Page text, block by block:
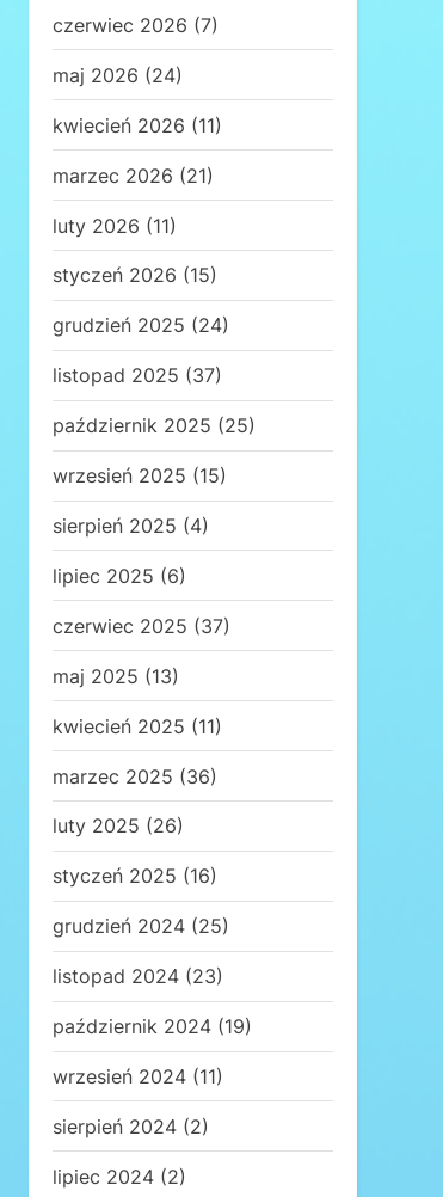
czerwiec 2026 (7)
maj 2026 (24)
kwiecień 2026 (11)
marzec 2026 (21)
luty 2026 (11)
styczeń 2026 (15)
grudzień 2025 (24)
listopad 2025 (37)
październik 2025 (25)
wrzesień 2025 (15)
sierpień 2025 (4)
lipiec 2025 (6)
czerwiec 2025 (37)
maj 2025 (13)
kwiecień 2025 (11)
marzec 2025 (36)
luty 2025 (26)
styczeń 2025 (16)
grudzień 2024 (25)
listopad 2024 (23)
październik 2024 (19)
wrzesień 2024 (11)
sierpień 2024 (2)
lipiec 2024 (2)